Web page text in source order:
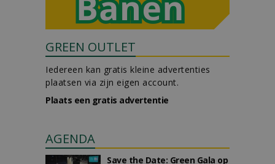
GREEN OUTLET
Iedereen kan gratis kleine advertenties
plaatsen via zijn eigen account.
Plaats een gratis advertentie
AGENDA
Save the Date: Green Gala op